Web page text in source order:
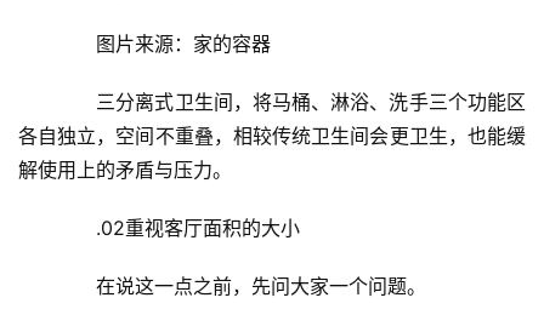
图片来源：家的容器
三分离式卫生间，将马桶、淋浴、洗手三个功能区
各自独立，空间不重叠，相较传统卫生间会更卫生，也能缓
解使用上的矛盾与压力。
.02重视客厅面积的大小
在说这一点之前，先问大家一个问题。